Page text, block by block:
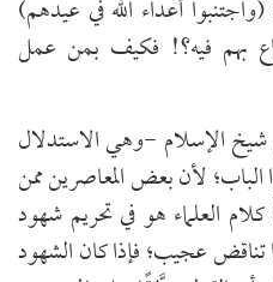
أعداء الله في عيدهم)
بهم فيه؟! فكيف بمن عمل
شيخ الإسلام -وهي الاستدلال
لأن بعض المعاصرين ممن
العلماء هو في تحريم شهود
تناقض عجيب؛ فإذا كان الشهود